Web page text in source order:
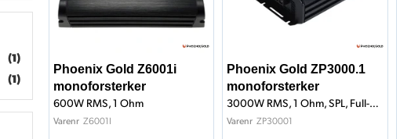
(1)
(1)
Phoenix Gold Z6001i
monoforsterker
600W RMS, 1 Ohm
Varenr Z6001I
Phoenix Gold ZP3000.1
monoforsterker
3000W RMS, 1 Ohm, SPL, Full-Bridge
Varenr ZP30001